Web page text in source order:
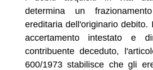
determina un
ereditaria dell'originario debito.
accertamento intestato e
contribuente deceduto,
600/1973 stabilisce che gli